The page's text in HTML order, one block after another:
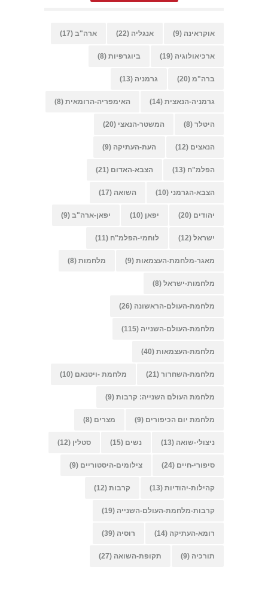
אוקראינה (9) אנגליה (22) ארה"ב (17)
ארכיאולוגיה (19) ביוגרפיות (8)
ברה"מ (20) גרמניה (13)
גרמניה-הנאצית (14) האימפריה-הרומאית (8)
היטלר (8) המשטר-הנאצי (20)
הנאצים (12) העת-העתיקה (9)
הפלמ"ח (13) הצבא-האדום (21)
הצבא-הגרמני (10) השואה (17)
יהודים (20) יפאן (10) יפאן-ארה"ב (9)
ישראל (12) לוחמי-הפלמ"ח (11)
מאגר-מלחמת-העצמאות (9) מלחמות (8)
מלחמות-ישראל (8)
מלחמת-העולם-הראשונה (26)
מלחמת-העולם-השנייה (115)
מלחמת-העצמאות (40)
מלחמת-השחרור (21) מלחמת -ויטנאם (10)
מלחמת העולם השנייה: קרבות (9)
מלחמת יום הכיפורים (9) מצרים (8)
ניצולי-שואה (13) נשים (15) סטלין (12)
סיפורי-חיים (24) צילומים-היסטוריים (9)
קהילות-יהודיות (13) קרבות (12)
קרבות-מלחמת-העולם-השנייה (19)
רומא-העתיקה (14) רוסיה (39)
תורכיה (9) תקופת-השואה (27)